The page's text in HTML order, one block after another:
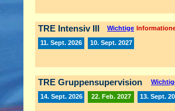
TRE Intensiv III Wichtige
11. Sept. 2026 10. Sept. 2027
TRE Gruppensupervision
14. Sept. 2026 22. Feb. 2027 13. Sept.